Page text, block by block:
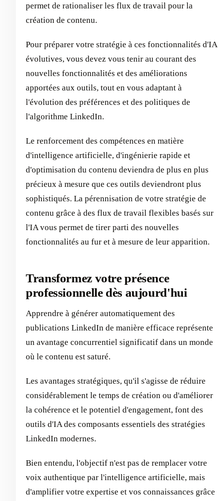
permet de rationaliser les flux de travail pour la
création de contenu.
Pour préparer votre stratégie à ces fonctionnalités d'IA
évolutives, vous devez vous tenir au courant des
nouvelles fonctionnalités et des améliorations
apportées aux outils, tout en vous adaptant à
l'évolution des préférences et des politiques de
l'algorithme LinkedIn.
Le renforcement des compétences en matière
d'intelligence artificielle, d'ingénierie rapide et
d'optimisation du contenu deviendra de plus en plus
précieux à mesure que ces outils deviendront plus
sophistiqués. La pérennisation de votre stratégie de
contenu grâce à des flux de travail flexibles basés sur
l'IA vous permet de tirer parti des nouvelles
fonctionnalités au fur et à mesure de leur apparition.
Transformez votre présence
professionnelle dès aujourd'hui
Apprendre à générer automatiquement des
publications LinkedIn de manière efficace représente
un avantage concurrentiel significatif dans un monde
où le contenu est saturé.
Les avantages stratégiques, qu'il s'agisse de réduire
considérablement le temps de création ou d'améliorer
la cohérence et le potentiel d'engagement, font des
outils d'IA des composants essentiels des stratégies
LinkedIn modernes.
Bien entendu, l'objectif n'est pas de remplacer votre
voix authentique par l'intelligence artificielle, mais
d'amplifier votre expertise et vos connaissances grâce